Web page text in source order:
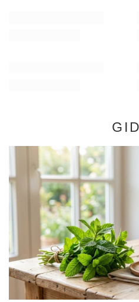
Munt - eigenschappen,
is munt goed voor en hoe
Munt is niet meer weg te
de keuken of een zomerse
ongetwijfeld een van de
al duizenden jaren